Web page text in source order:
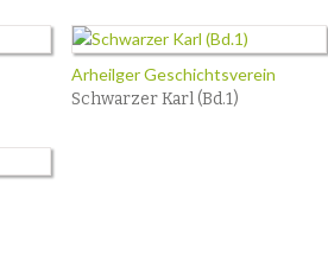
Arheilger Geschichtsverein
Schwarzer Karl (Bd.1)